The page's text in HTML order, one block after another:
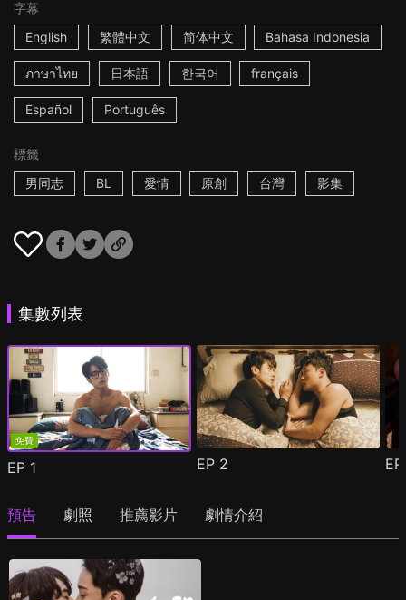
字幕
English
繁體中文 简体中文 Bahasa Indonesia
ภาษาไทย 日本語 한국어 français
Español Português
標籤
男同志
BL 愛情 原創 台灣 影集
集數列表
免費
EP 1 EP 2
預告 劇照 推薦影片 劇情介紹